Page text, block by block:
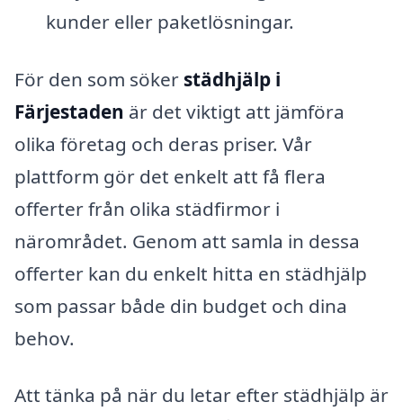
kunder eller paketlösningar.
För den som söker städhjälp i
Färjestaden är det viktigt att jämföra
olika företag och deras priser. Vår
plattform gör det enkelt att få flera
offerter från olika städfirmor i
närområdet. Genom att samla in dessa
offerter kan du enkelt hitta en städhjälp
som passar både din budget och dina
behov.
Att tänka på när du letar efter städhjälp är